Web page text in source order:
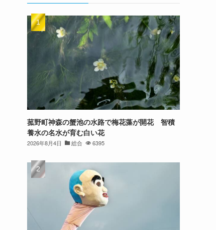
菰野町神森の蟹池の水路で梅花藻が開花 智積
養水の名水が育む白い花
2026年8月4日 総合 6395